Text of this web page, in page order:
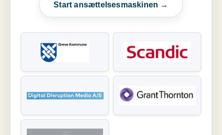
Start ansættelsesmaskinen →